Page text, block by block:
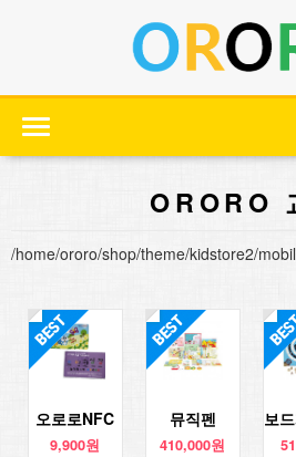
ORORO
/home/ororo/shop/theme/kidstore2/
오로로NFC
9,900원
뮤직펜
410,000원